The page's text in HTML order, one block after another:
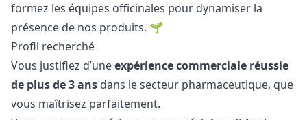
formez les équipes officinales pour dynamiser la
présence de nos produits. 🌱
Profil recherché
Vous justifiez d’uneexpérience commerciale réussie
de plus de 3 ans dans le secteur pharmaceutique, que
vous maîtrisez parfaitement.